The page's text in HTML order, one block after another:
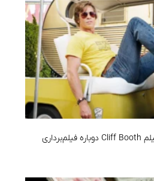
بخش‌هایی از فیلم Cliff Booth دوباره فیلم‌برداری